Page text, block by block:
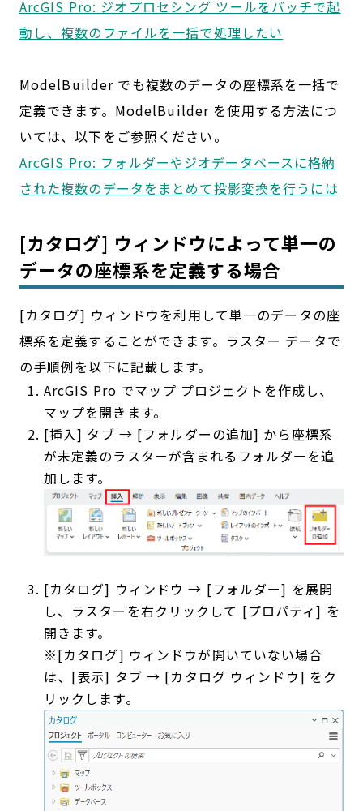
ArcGIS Pro: ジオプロセシング ツールをバッチで起
動し、複数のファイルを一括で処理したい
ModelBuilder でも複数のデータの座標系を一括で
定義できます。ModelBuilder を使用する方法につ
いては、以下をご参照ください。
ArcGIS Pro: フォルダーやジオデータベースに格納
された複数のデータをまとめて投影変換を行うには
[カタログ] ウィンドウによって単一の
データの座標系を定義する場合
[カタログ] ウィンドウを利用して単一のデータの座
標系を定義することができます。ラスター データで
の手順例を以下に記載します。
ArcGIS Pro でマップ プロジェクトを作成し、
マップを開きます。
[挿入] タブ → [フォルダーの追加] から座標系
が未定義のラスターが含まれるフォルダーを追
加します。
[カタログ] ウィンドウ → [フォルダー] を展開
し、ラスターを右クリックして [プロパティ] を
開きます。
※[カタログ] ウィンドウが開いていない場合
は、[表示] タブ → [カタログ ウィンドウ] をク
リックします。